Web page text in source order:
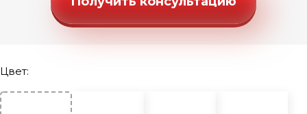
Цвет: